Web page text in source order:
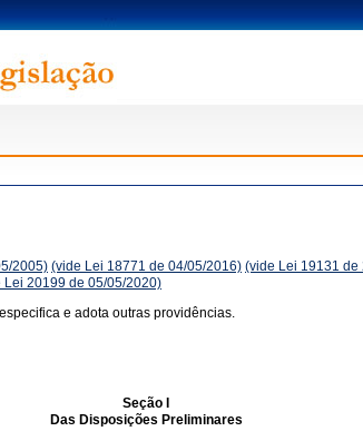
2005) (vide Lei 18771 de 04/05/2016) (vide Lei 19131 de
Lei 20199 de 05/05/2020)
e adota outras providências.
Seção I
Das Disposições Preliminares